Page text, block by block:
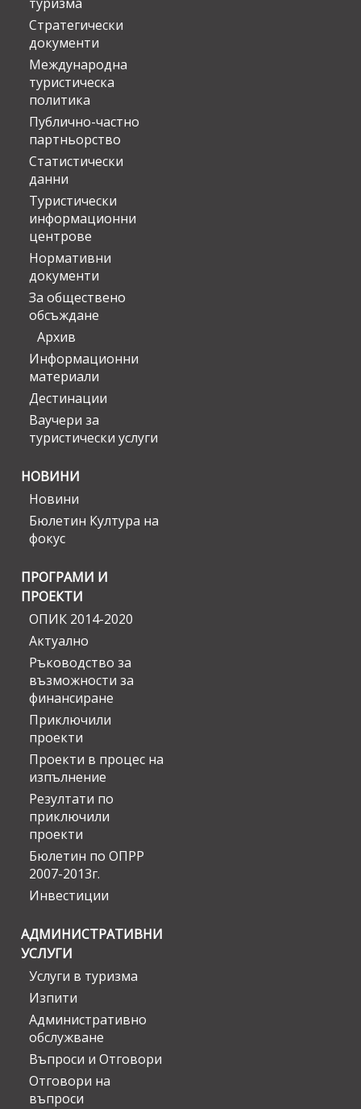
Стратегически
документи
Международна
туристическа
политика
Публично-частно
партньорство
Статистически
данни
Туристически
информационни
центрове
Нормативни
документи
За обществено
обсъждане
Архив
Информационни
материали
Дестинации
Ваучери за
туристически услуги
НОВИНИ
Новини
Бюлетин Култура на
фокус
ПРОГРАМИ И
ПРОЕКТИ
ОПИК 2014-2020
Актуално
Ръководство за
възможности за
финансиране
Приключили
проекти
Проекти в процес на
изпълнение
Резултати по
приключили
проекти
Бюлетин по ОПРР
2007-2013г.
Инвестиции
АДМИНИСТРАТИВНИ
УСЛУГИ
Услуги в туризма
Изпити
Административно
обслужване
Въпроси и Отговори
Отговори на
въпроси